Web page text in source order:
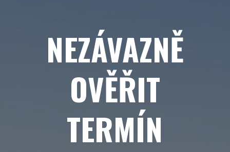
NEZÁVAZNĚ
OVĚŘIT
TERMÍN